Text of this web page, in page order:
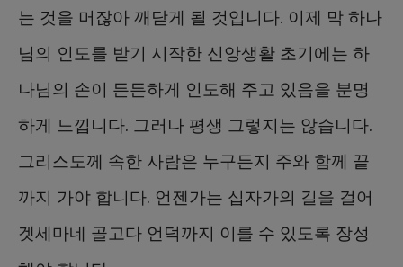
는 것을 머잖아 깨닫게 될 것입니다. 이제 막 하나
님의 인도를 받기 시작한 신앙생활 초기에는 하
나님의 손이 든든하게 인도해 주고 있음을 분명
하게 느낍니다. 그러나 평생 그렇지는 않습니다.
그리스도께 속한 사람은 누구든지 주와 함께 끝
까지 가야 합니다. 언젠가는 십자가의 길을 걸어
겟세마네 골고다 언덕까지 이를 수 있도록 장성